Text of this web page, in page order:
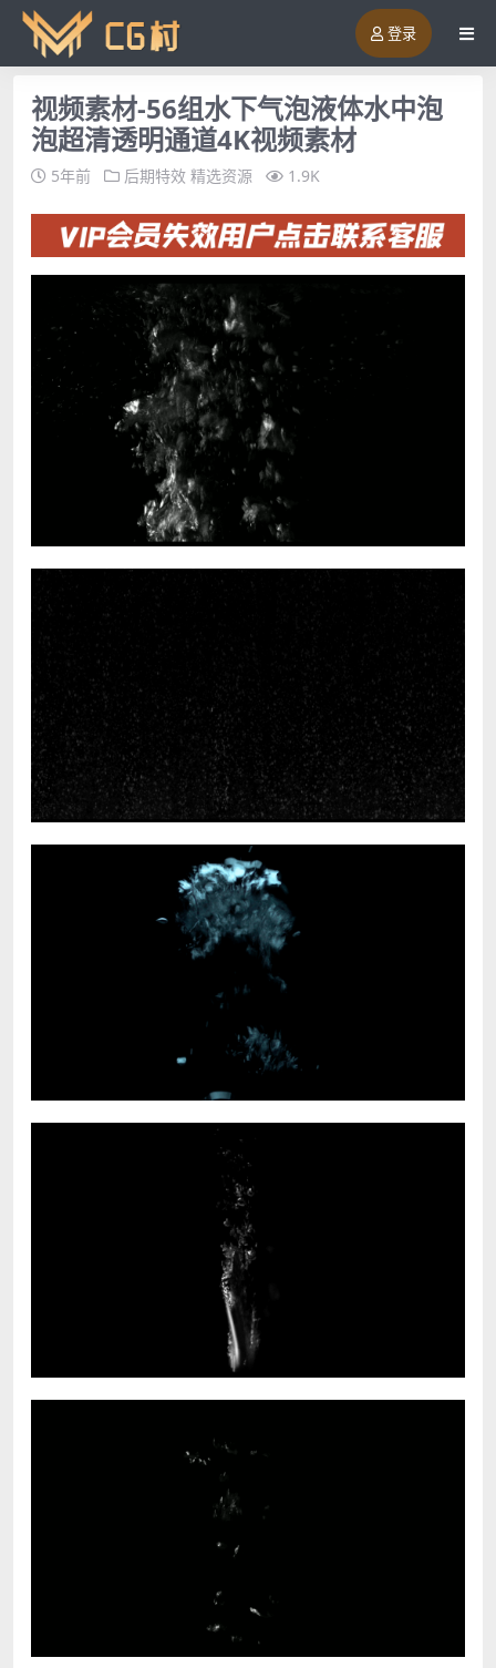
登录
视频素材-56组水下气泡液体水中泡
泡超清透明通道4K视频素材
5年前 后期特效 精选资源 1.9K